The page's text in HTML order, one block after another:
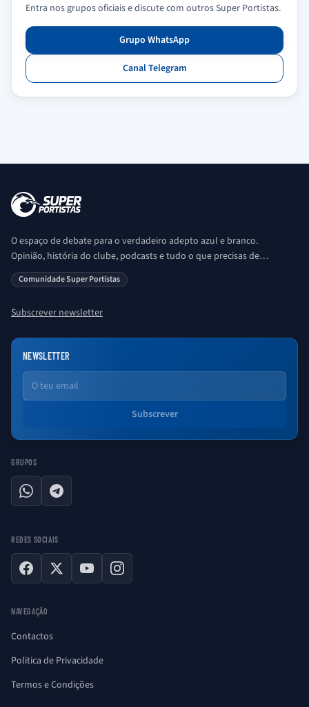
Entra nos grupos oficiais e discute com outros Super Portistas.
Grupo WhatsApp
Canal Telegram
O espaço de debate para o verdadeiro adepto azul e branco.
Opinião, história do clube, podcasts e tudo o que precisas de
saber sobre o universo Porto. Ser Porto é aqui!
Comunidade Super Portistas
Subscrever newsletter
NEWSLETTER
Email
Subscrever
GRUPOS
WhatsAppTelegram
REDES SOCIAIS
Facebook
X YouTubeInstagram
NAVEGAÇÃO
Contactos
Politica de Privacidade
Termos e Condições